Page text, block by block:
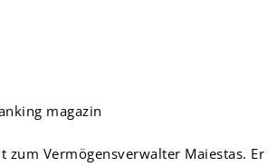
magazin
zum Vermögensverwalter Maiestas. Er